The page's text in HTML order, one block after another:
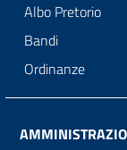
Albo Pretorio
Bandi
Ordinanze